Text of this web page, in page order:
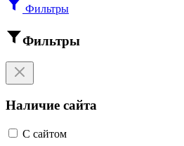
Фильтры
Фильтры
Наличие сайта
С сайтом